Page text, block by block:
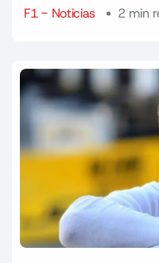
F1 - Noticias
2 min